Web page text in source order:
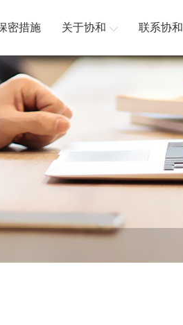
密措施 关于协和 联系协和